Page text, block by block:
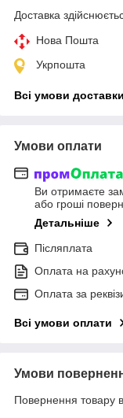
Доставка
Нова Пошта
Укрпошта
Всі умови доставки
Умови оплати
Ви отримаєте
або гроші
Детальніше
Післяплата
Оплата на
Оплата за
Всі умови оплати
Умови
Повернення товару